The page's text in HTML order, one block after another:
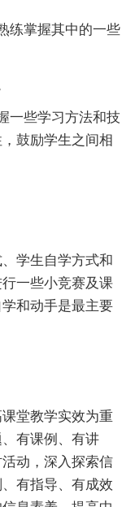
练掌握其中的一些
一些学习方法和技
鼓励学生之间相
学生自学方式和
一些小竞赛及课
和动手是最主要
堂教学实效为重
有课例、有讲
动，深入探索信
有指导、有成效